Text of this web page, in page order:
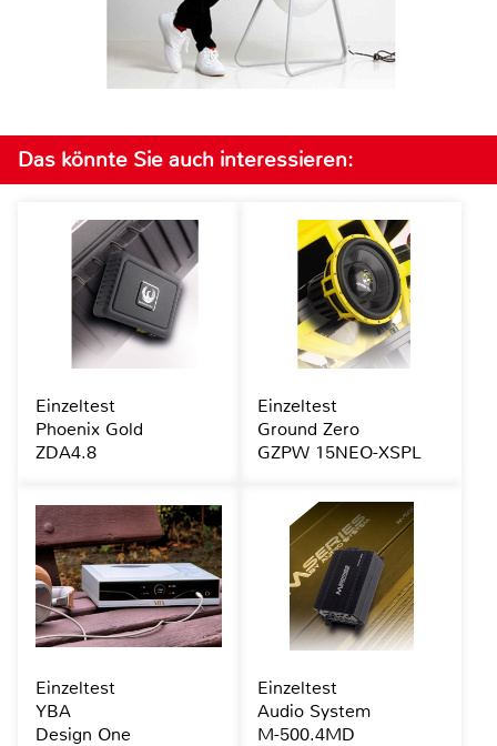
Das könnte Sie auch interessieren:
Einzeltest
Phoenix Gold
ZDA4.8
Einzeltest
Ground Zero
GZPW 15NEO-XSPL
Einzeltest
YBA
Design One
Einzeltest
Audio System
M-500.4MD